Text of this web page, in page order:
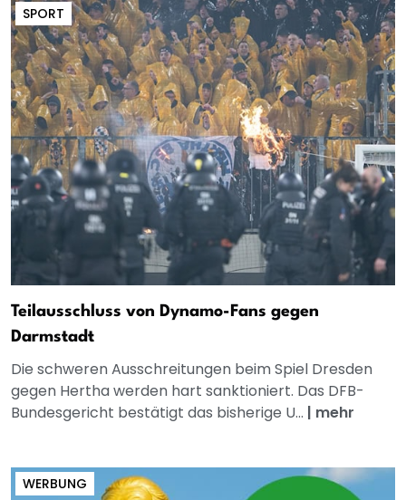
SPORT
Teilausschluss von Dynamo-Fans gegen
Darmstadt
Die schweren Ausschreitungen beim Spiel Dresden
gegen Hertha werden hart sanktioniert. Das DFB-
Bundesgericht bestätigt das bisherige U... | mehr
WERBUNG